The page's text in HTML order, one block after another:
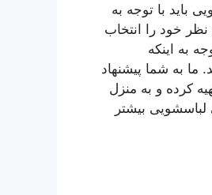
باید با توجه به
نظر خود را انتخاب
به اینکه
ما به شما پیشنهاد
را تهیه کرده و به منزل
بیشتر